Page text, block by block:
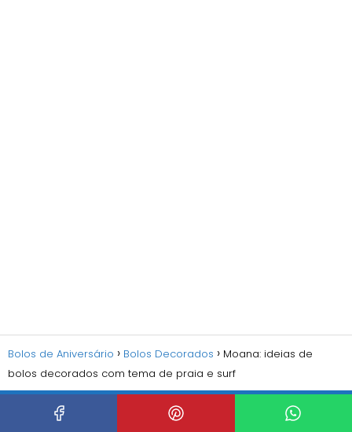
Bolos de Aniversário Bolos Decorados
Moana: ideias de
bolos decorados com tema de praia e surf